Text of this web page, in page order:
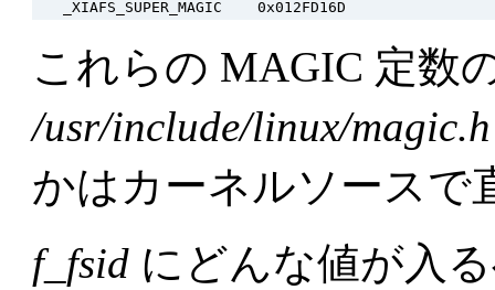
これらの MAGIC 定数
/usr/include/linux/magic.h
かはカーネルソースで
f_fsid にどんな値が入